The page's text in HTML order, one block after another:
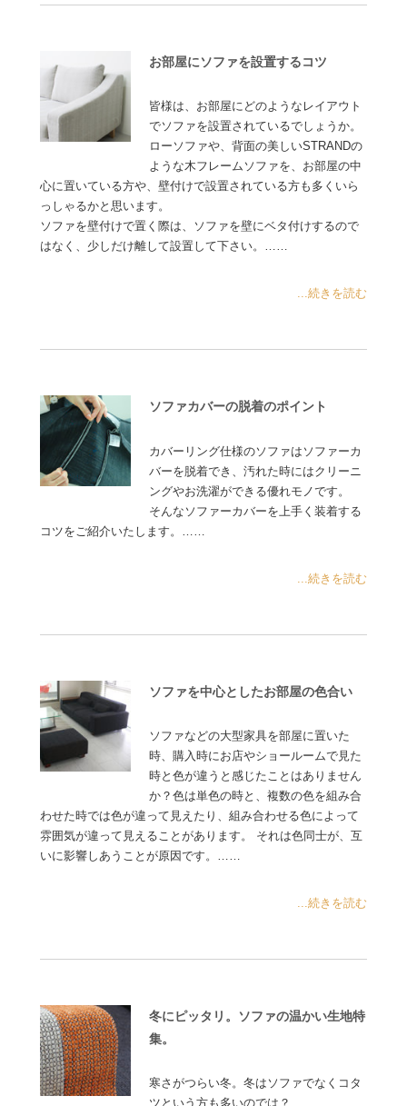
お部屋にソファを設置するコツ
皆様は、お部屋にどのようなレイアウト
でソファを設置されているでしょうか。
ローソファや、背面の美しいSTRANDの
ような木フレームソファを、お部屋の中
心に置いている方や、壁付けで設置されている方も多くいら
っしゃるかと思います。
ソファを壁付けで置く際は、ソファを壁にベタ付けするので
はなく、少しだけ離して設置して下さい。……
...続きを読む
ソファカバーの脱着のポイント
カバーリング仕様のソファはソファーカ
バーを脱着でき、汚れた時にはクリーニ
ングやお洗濯ができる優れモノです。
そんなソファーカバーを上手く装着する
コツをご紹介いたします。……
...続きを読む
ソファを中心としたお部屋の色合い
ソファなどの大型家具を部屋に置いた
時、購入時にお店やショールームで見た
時と色が違うと感じたことはありません
か？色は単色の時と、複数の色を組み合
わせた時では色が違って見えたり、組み合わせる色によって
雰囲気が違って見えることがあります。 それは色同士が、互
いに影響しあうことが原因です。……
...続きを読む
冬にピッタリ。ソファの温かい生地特
集。
寒さがつらい冬。冬はソファでなくコタ
ツという方も多いのでは？